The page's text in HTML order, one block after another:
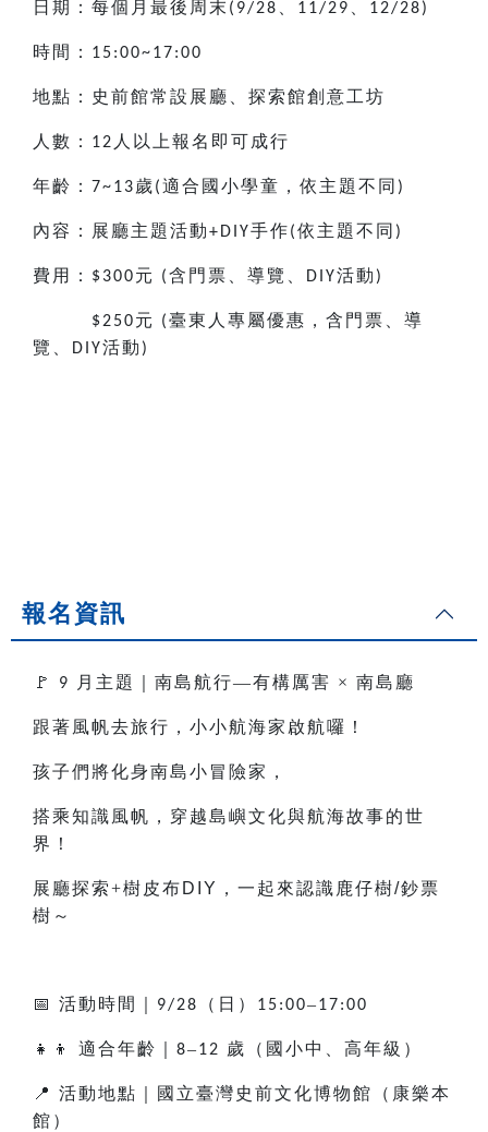
日期：每個月最後周末 (9/28 11/29 12/28)
時間： 15:00~17:00
地點：史前館常設展廳、探索館創意工坊
人數： 12 人以上報名即可成行
年齡： 7~13歲(適合國小學童，依主題不同 )
內容：展廳主題活動+DIY手作(依主題不同 )
費用： $300元 (含門票、導覽、 DIY活動 )
$250元 (臺東人專屬優惠，含門票、導
覽、 DIY活動 )
報名資訊
🚩 9 月主題｜南島航行—有構厲害 × 南島廳
跟著風帆去旅行，小小航海家啟航囉！
孩子們將化身南島小冒險家，
搭乘知識風帆，穿越島嶼文化與航海故事的世
界！
展廳探索+樹皮布 DIY ，一起來認識鹿仔樹/鈔票
樹～
📅 活動時間｜ 9/28 （日） 15:00–17:00
👧👦 適合年齡｜ 8–12 歲（國小中、高年級）
📍 活動地點｜國立臺灣史前文化博物館（康樂本
館）